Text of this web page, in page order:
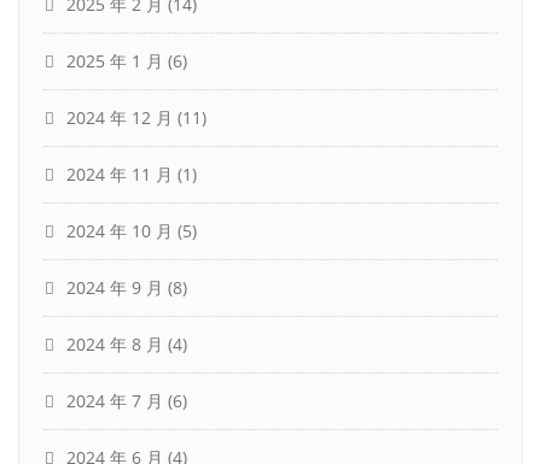
2025 年 1 月 (6)
2024 年 12 月 (11)
2024 年 11 月 (1)
2024 年 10 月 (5)
2024 年 9 月 (8)
2024 年 8 月 (4)
2024 年 7 月 (6)
2024 年 6 月 (4)